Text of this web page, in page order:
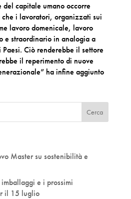
capitale umano occorre
i lavoratori, organizzati sui
lavoro domenicale, lavoro
e straordinario in analogia a
Ciò renderebbe il settore
il reperimento di nuove
ha infine aggiunto
Master su sostenibilità e
e i prossimi
il 15 luglio